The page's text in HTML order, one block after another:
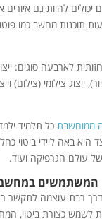
יכולים להיות גם איורים
תוכנות מחשב כמו
לארבעה סוגים:
ייצוג צילומי (צילום)
ממוחשבת כל תלמיד
היא באה ליידי ביטוי
עולם הגרפיקה ועוד.
המשתמשים
דרך רבת עוצמה לתקשר
לשמש כצורת ביטוי,